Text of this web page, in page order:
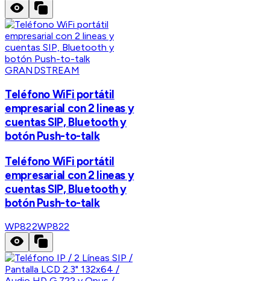
GRANDSTREAM
Teléfono WiFi portátil
empresarial con 2 lineas y
cuentas SIP, Bluetooth y
botón Push-to-talk
Teléfono WiFi portátil
empresarial con 2 lineas y
cuentas SIP, Bluetooth y
botón Push-to-talk
WP822WP822